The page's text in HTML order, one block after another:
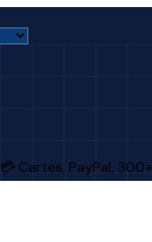
💳 Cartes, PayPal,